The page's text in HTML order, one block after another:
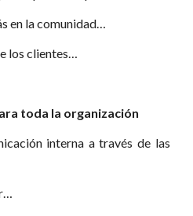
en la comunidad…
los clientes…
toda la organización
interna a través de las